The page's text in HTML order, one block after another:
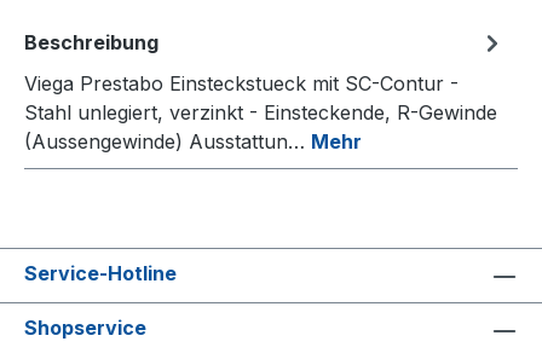
Beschreibung
Viega Prestabo Einsteckstueck mit SC-Contur -
Stahl unlegiert, verzinkt - Einsteckende, R-Gewinde
(Aussengewinde) Ausstattun… Mehr
Service-Hotline
Shopservice